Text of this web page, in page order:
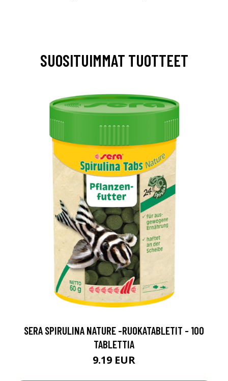
SUOSITUIMMAT TUOTTEET
SERA SPIRULINA NATURE -RUOKATABLETIT - 100
TABLETTIA
9.19 EUR